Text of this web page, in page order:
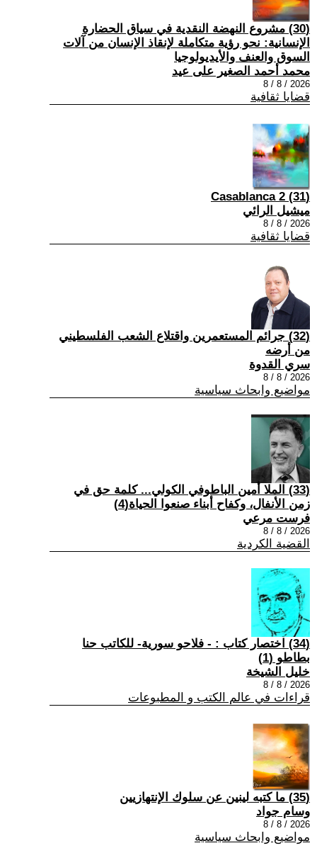
(30) مشروع النهضة النقدية في سياق الحضارة
الإنسانية: نحو رؤية متكاملة لإنقاذ الإنسان من آلات
السوق والعنف والأيديولوجيا
محمد أحمد الصغير على عيد
2026 / 8 / 8
قضايا ثقافية
(31) Casablanca 2
ميشيل الرائي
2026 / 8 / 8
قضايا ثقافية
(32) جرائم المستعمرين واقتلاع الشعب الفلسطيني
من أرضه
سري القدوة
2026 / 8 / 8
مواضيع وابحاث سياسية
(33) الملا أمين الباطوفي الكولي... كلمة حق في
زمن الأنفال، وكفاح أبناء صنعوا الحياة(4)
فرست مرعي
2026 / 8 / 8
القضية الكردية
(34) اختصار كتاب : - فلاحو سورية- للكاتب حنا
بطاطو (1)
خليل الشيخة
2026 / 8 / 8
قراءات في عالم الكتب و المطبوعات
(35) ما كتبه لينين عن سلوك الإنتهازيين
وسام جواد
2026 / 8 / 8
مواضيع وابحاث سياسية